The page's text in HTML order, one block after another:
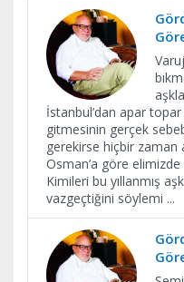
İstanbul’dan apar topar
gitmesinin gerçek
gerekirse hiçbir zaman
Osman’a göre
Kimileri bu yıllanmış
vazgeçtiğini söylemi ...